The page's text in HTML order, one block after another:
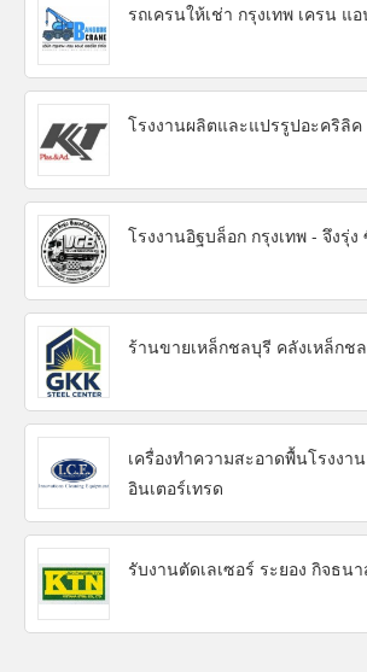
รถเครนให้เช่า กรุงเทพ เครน แ
โรงงานผลิตและแปรรูปอะคริลิค
โรงงานอิฐบล็อก กรุงเทพ - จึงรุ่
ร้านขายเหล็กชลบุรี คลังเหล็กช
เครื่องทำความสะอาดพื้นโรงงา
อินเตอร์เทรด
รับงานตัดเลเซอร์ ระยอง กิจธน